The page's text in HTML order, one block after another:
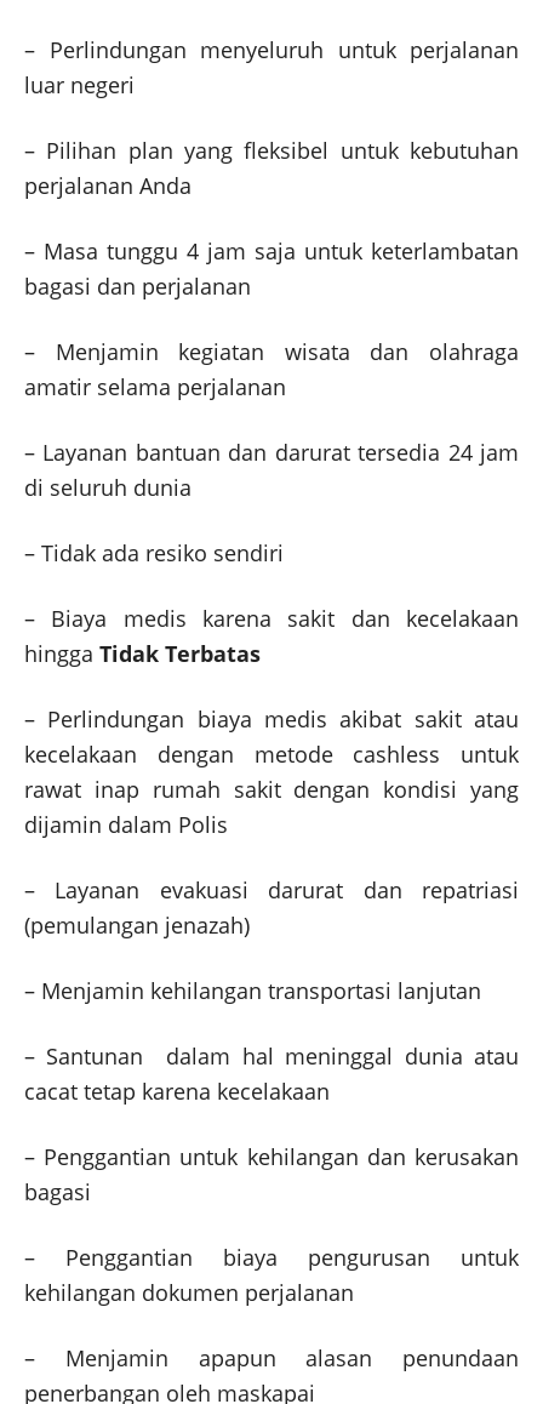
– Perlindungan menyeluruh untuk perjalanan
luar negeri
– Pilihan plan yang fleksibel untuk kebutuhan
perjalanan Anda
– Masa tunggu 4 jam saja untuk keterlambatan
bagasi dan perjalanan
– Menjamin kegiatan wisata dan olahraga
amatir selama perjalanan
– Layanan bantuan dan darurat tersedia 24 jam
di seluruh dunia
– Tidak ada resiko sendiri
– Biaya medis karena sakit dan kecelakaan
hingga Tidak Terbatas
– Perlindungan biaya medis akibat sakit atau
kecelakaan dengan metode cashless untuk
rawat inap rumah sakit dengan kondisi yang
dijamin dalam Polis
– Layanan evakuasi darurat dan repatriasi
(pemulangan jenazah)
– Menjamin kehilangan transportasi lanjutan
– Santunan dalam hal meninggal dunia atau
cacat tetap karena kecelakaan
– Penggantian untuk kehilangan dan kerusakan
bagasi
– Penggantian biaya pengurusan untuk
kehilangan dokumen perjalanan
– Menjamin apapun alasan penundaan
penerbangan oleh maskapai